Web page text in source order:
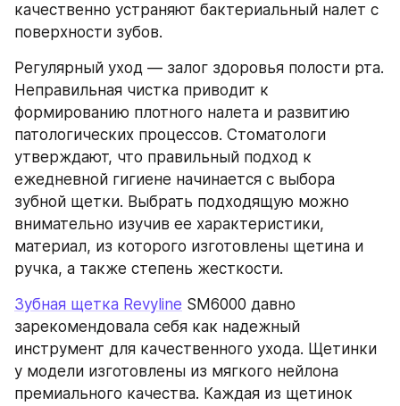
качественно устраняют бактериальный налет с
поверхности зубов.
Регулярный уход — залог здоровья полости рта.
Неправильная чистка приводит к
формированию плотного налета и развитию
патологических процессов. Стоматологи
утверждают, что правильный подход к
ежедневной гигиене начинается с выбора
зубной щетки. Выбрать подходящую можно
внимательно изучив ее характеристики,
материал, из которого изготовлены щетина и
ручка, а также степень жесткости.
Зубная щетка Revyline SM6000 давно
зарекомендовала себя как надежный
инструмент для качественного ухода. Щетинки
у модели изготовлены из мягкого нейлона
премиального качества. Каждая из щетинок